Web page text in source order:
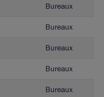
Bureaux
Bureaux
Bureaux
Bureaux
Bureaux